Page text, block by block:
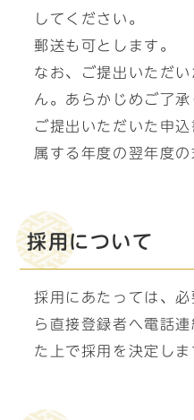
してください。
郵送も可とします。
なお、ご提出いただ
ん。あらかじめご了承
ご提出いただいた申
属する年度の翌年度の
採用について
採用にあたっては、
ら直接登録者へ電話
た上で採用を決定しま